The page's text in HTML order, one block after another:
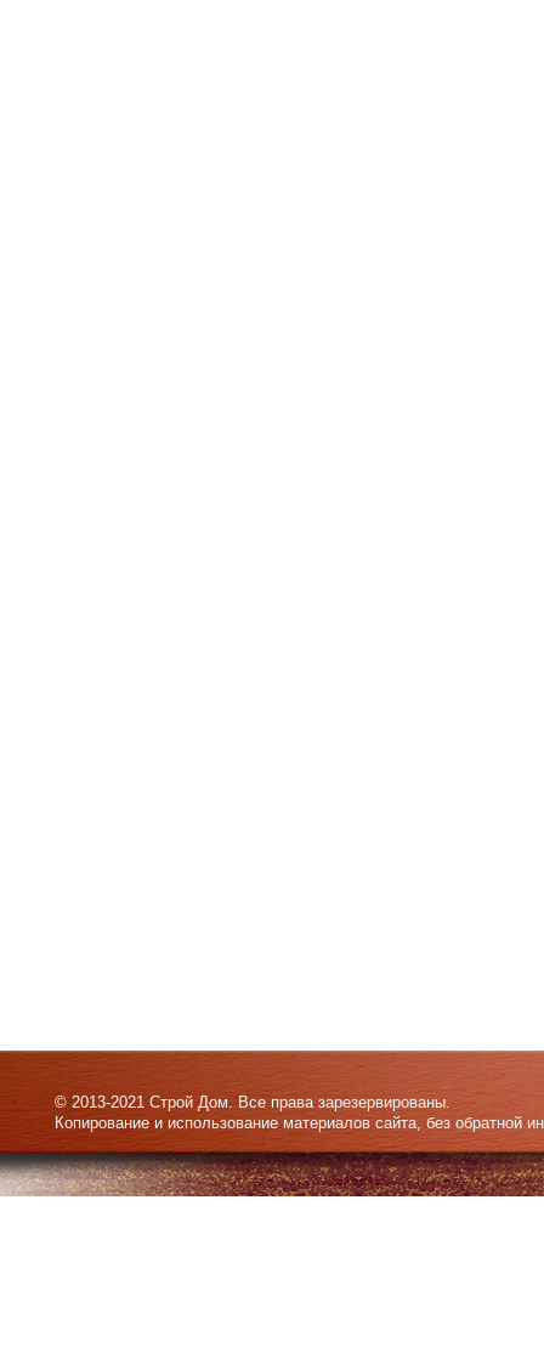
© 2013-2021 Строй Дом. Все права зарезервированы.
Копирование и использование материалов сайта, без обратной